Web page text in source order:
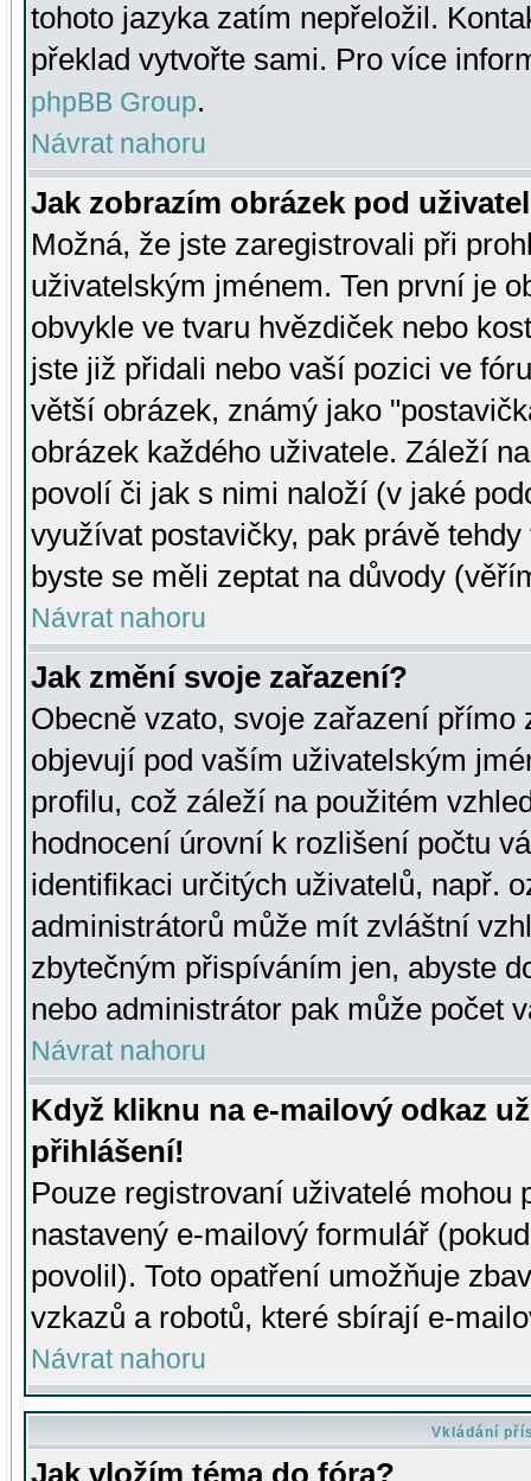
tohoto jazyka zatím nepřeložil.
překlad vytvořte sami. Pro více
phpBB Group.
Návrat nahoru
Jak zobrazím obrázek pod
Možná, že jste zaregistrovali při
uživatelským jménem. Ten první je
obvykle ve tvaru hvězdiček nebo
jste již přidali nebo vaší pozici ve
větší obrázek, známý jako
obrázek každého uživatele. Záleží
povolí či jak s nimi naloží (v jaké
využívat postavičky, pak právě
byste se měli zeptat na důvody
Návrat nahoru
Jak změní svoje zařazení?
Obecně vzato, svoje zařazení přímo
objevují pod vaším uživatelským
profilu, což záleží na použitém
hodnocení úrovní k rozlišení počtu
identifikaci určitých uživatelů, např.
administrátorů může mít zvláštní
zbytečným přispíváním jen, abyste
nebo administrátor pak může počet
Návrat nahoru
Když kliknu na e-mailový odkaz
přihlášení!
Pouze registrovaní uživatelé mohou
nastavený e-mailový formulář
povolil). Toto opatření umožňuje
vzkazů a robotů, které sbírají e-
Návrat nahoru
Vkládání
Jak vložím téma do fóra?